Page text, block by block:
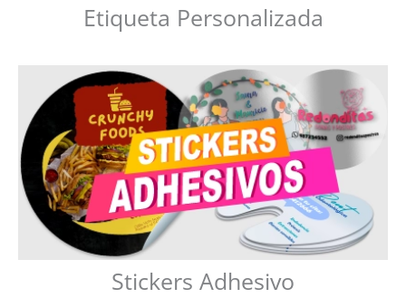
Etiqueta Personalizada
Stickers Adhesivo